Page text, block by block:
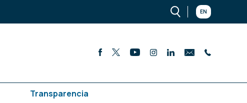
EN
Transparencia